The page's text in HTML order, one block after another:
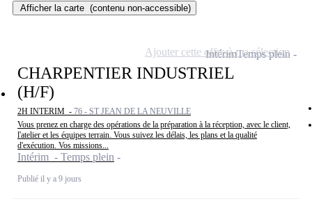
Afficher la carte (contenu non-accessible)
CHARPENTIER INDUSTRIEL
(H/F)
2H INTERIM - 76 - ST JEAN DE LA NEUVILLE
Vous prenez en charge des opérations de la préparation à la réception, avec le client,
l'atelier et les équipes terrain. Vous suivez les délais, les plans et la qualité
d'exécution. Vos missions...
Intérim - Temps plein
Publié il y a 9 jours
IntérimTemps plein
Ajouter cette offre à ma sélection